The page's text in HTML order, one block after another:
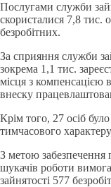
Послугами служби
скористалися 7,8 тис.
безробітних.
За сприяння служби
зокрема 1,1 тис.
місця з компенсацією
внеску
Крім того, 27 осіб
тимчасового
З метою забезпечення
шукачів роботи
зайнятості 577